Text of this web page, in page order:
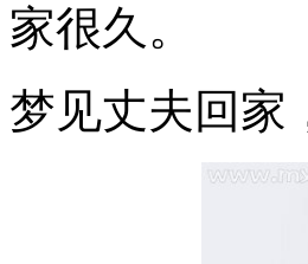
家很久。
梦见丈夫回家